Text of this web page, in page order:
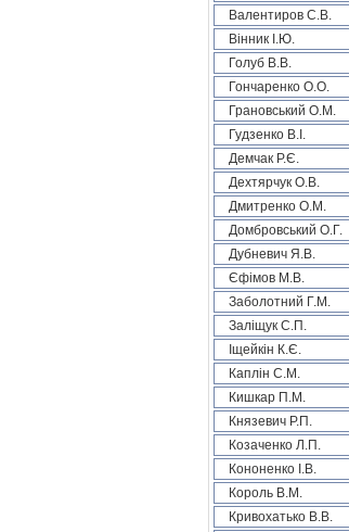
Валентиров С.В.
Вінник І.Ю.
Голуб В.В.
Гончаренко О.О.
Грановський О.М.
Гудзенко В.І.
Демчак Р.Є.
Дехтярчук О.В.
Дмитренко О.М.
Домбровський О.Г.
Дубневич Я.В.
Єфімов М.В.
Заболотний Г.М.
Заліщук С.П.
Іщейкін К.Є.
Каплін С.М.
Кишкар П.М.
Князевич Р.П.
Козаченко Л.П.
Кононенко І.В.
Король В.М.
Кривохатько В.В.